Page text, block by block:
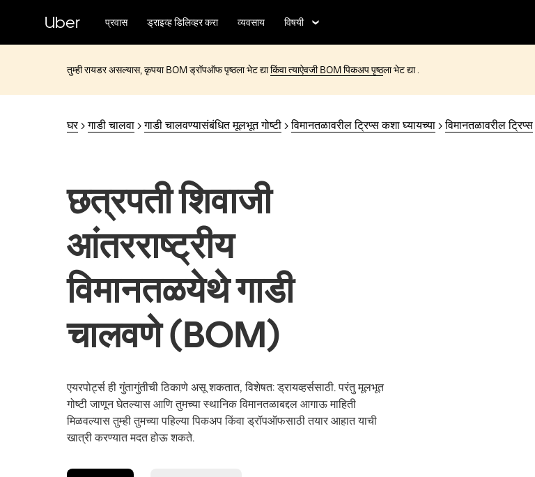
Uber प्रवास ड्राइव्ह डिलिव्हर करा व्यवसाय विषयी
तुम्ही रायडर असल्यास, कृपया BOM ड्रॉपऑफ पृष्ठला भेट द्याकिंवा त्याऐवजीBOM पिकअप पृष्ठला भेट द्या .
घर>गाडी चालवा >गाडी चालवण्यासंबंधित मूलभूत गोष्टी >विमानतळावरील ट्रिप्स कशा घ्यायच्या >विमानतळावरील ट्रिप्स
छत्रपती शिवाजी
आंतरराष्ट्रीय
विमानतळयेथे गाडी
चालवणे (BOM)
एयरपोर्ट्स ही गुंतागुंतीची ठिकाणे असू शकतात, विशेषत: ड्रायव्हर्ससाठी. परंतु मूलभूत
गोष्टी जाणून घेतल्यास आणि तुमच्या स्थानिक विमानतळाबद्दल आगाऊ माहिती
मिळवल्यास तुम्ही तुमच्या पहिल्या पिकअप किंवा ड्रॉपऑफसाठी तयार आहात याची
खात्री करण्यात मदत होऊ शकते.